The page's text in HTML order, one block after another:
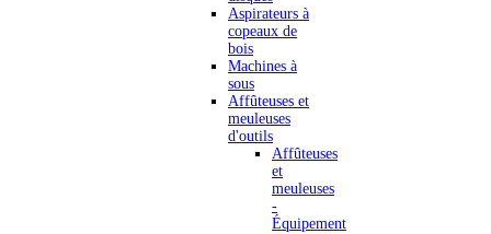
Aspirateurs à
copeaux de
bois
Machines à
sous
Affûteuses et
meuleuses
d'outils
Affûteuses
et
meuleuses
-
Équipement